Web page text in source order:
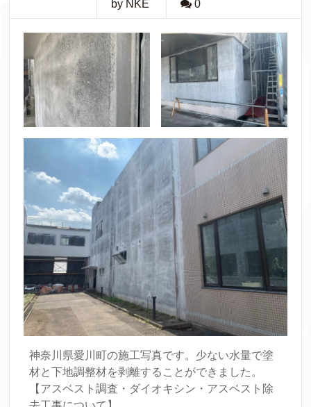
by NKE 0
神奈川県愛川町の施工写真です。少ない水量で塗
材と下地調整材を剥離することができました。
【アスベスト調査・ダイオキシン・アスベスト除